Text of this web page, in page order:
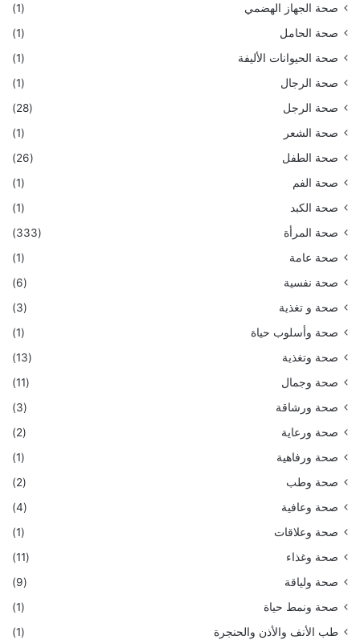
صحة الجهاز الهضمي
(1)
صحة الحامل
(1)
صحة الحيوانات الأليفة
(1)
صحة الرجال
(1)
صحة الرجل
(28)
صحة الشعر
(1)
صحة الطفل
(26)
صحة الفم
(1)
صحة الكبد
(1)
صحة المرأة
(333)
صحة عامة
(1)
صحة نفسية
(6)
صحة و تغذية
(3)
صحة وأسلوب حياة
(1)
صحة وتغذية
(13)
صحة وجمال
(11)
صحة ورشاقة
(3)
صحة ورعاية
(2)
صحة ورفاهية
(1)
صحة وطب
(2)
صحة وعافية
(4)
صحة وعلاقات
(1)
صحة وغذاء
(11)
صحة ولياقة
(9)
صحة ونمط حياة
(1)
طب الأنف والأذن والحنجرة
(1)